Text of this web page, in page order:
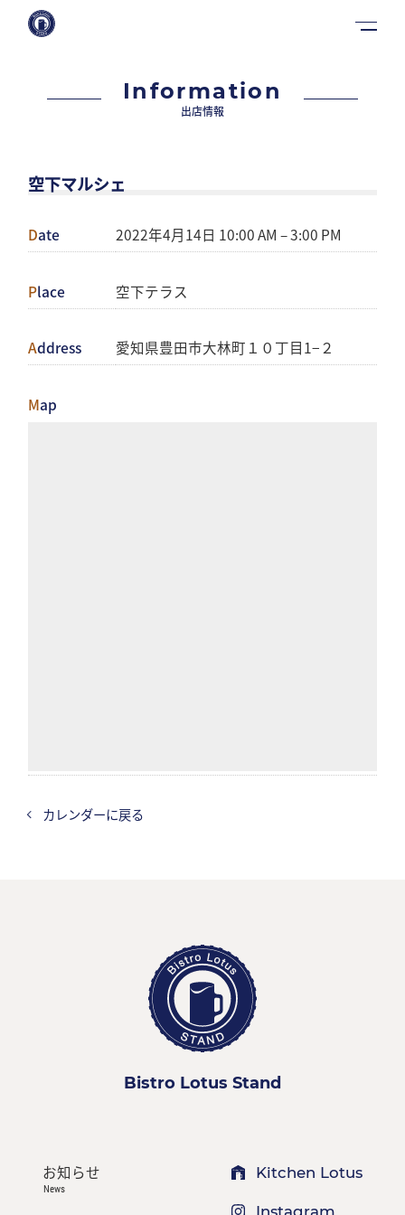
Information
出店情報
空下マルシェ
Date 2022年4月14日 10:00 AM –3:00 PM
Place 空下テラス
Address 愛知県豊田市大林町１０丁目1−２
Map
カレンダーに戻る
Bistro Lotus Stand
お知らせ
News
Kitchen Lotus
Instagram